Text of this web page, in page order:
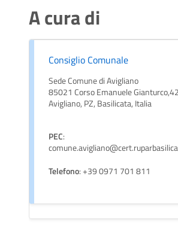
A cura di
Consiglio Comunale
Sede Comune di Avigliano
85021 Corso Emanuele
Avigliano, PZ, Basilicata, Italia
PEC:
Telefono: +39 0971 701 811